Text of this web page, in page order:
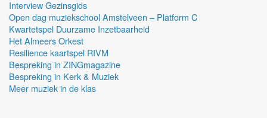
Interview Gezinsgids
Open dag muziekschool Amstelveen – Platform C
Kwartetspel Duurzame Inzetbaarheid
Het Almeers Orkest
Resilience kaartspel RIVM
Bespreking in ZINGmagazine
Bespreking in Kerk & Muziek
Meer muziek in de klas